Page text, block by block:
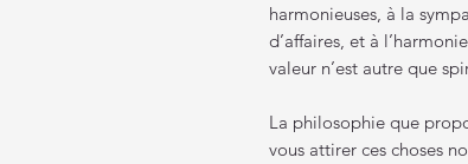
harmonieuses, à la
d’affaires, et à
valeur n’est autre que
La philosophie que
vous attirer ces choses